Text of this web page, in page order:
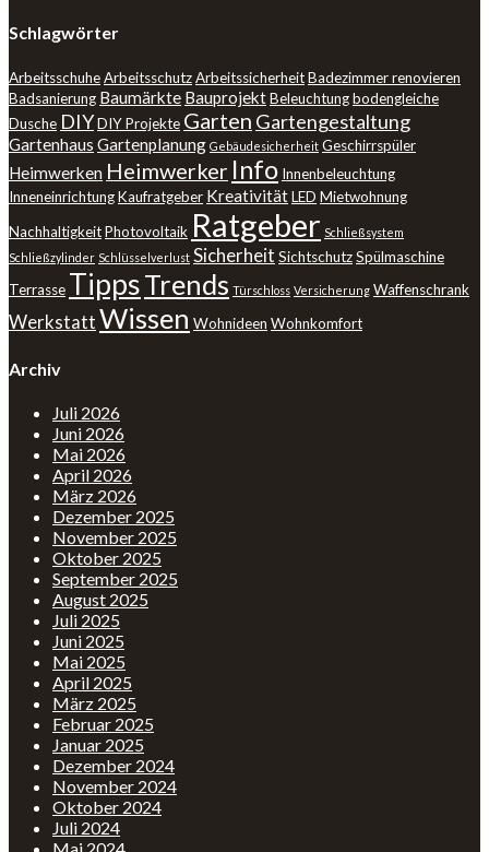
Schlagwörter
ArbeitsschuheArbeitsschutzArbeitssicherheitBadezimmer renovieren
Badsanierung Baumärkte BauprojektBeleuchtungbodengleiche
Dusche DIYDIY Projekte Garten Gartengestaltung
Gartenhaus Gartenplanung Gebäudesicherheit Geschirrspüler
Heimwerken Heimwerker Info Innenbeleuchtung
InneneinrichtungKaufratgeber KreativitätLED Mietwohnung
NachhaltigkeitPhotovoltaik Ratgeber Schließsystem
Schließzylinder Schlüsselverlust Sicherheit SichtschutzSpülmaschine
Terrasse TippsTrends Türschloss Versicherung Waffenschrank
WerkstattWissen Wohnideen Wohnkomfort
Archiv
Juli 2026
Juni 2026
Mai 2026
April 2026
März 2026
Dezember 2025
November 2025
Oktober 2025
September 2025
August 2025
Juli 2025
Juni 2025
Mai 2025
April 2025
März 2025
Februar 2025
Januar 2025
Dezember 2024
November 2024
Oktober 2024
Juli 2024